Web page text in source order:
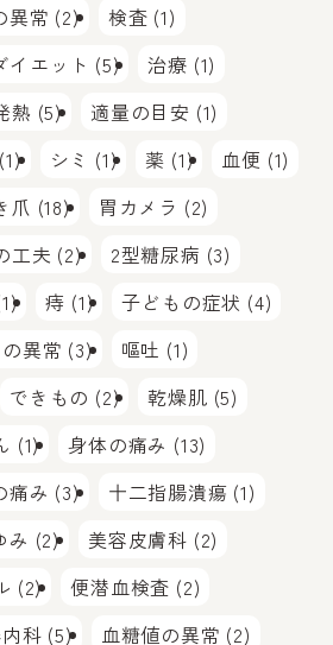
異常 (2)
検査 (1)
イエット (5)
治療 (1)
熱 (5)
適量の目安 (1)
シミ (1) 薬 (1)
血便 (1)
爪 (18)
胃カメラ (2)
工夫 (2)
2型糖尿病 (3)
痔 (1)
子どもの症状 (4)
の異常 (3)
嘔吐 (1)
できもの (2)
乾燥肌 (5)
(1)
身体の痛み (13)
痛み (3)
十二指腸潰瘍 (1)
み (2)
美容皮膚科 (2)
(2)
便潜血検査 (2)
科 (5)
血糖値の異常 (2)